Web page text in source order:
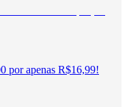
por apenas R$16,99!